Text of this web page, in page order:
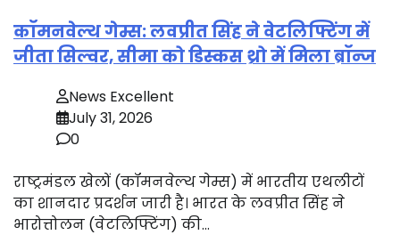
कॉमनवेल्थ गेम्स: लवप्रीत सिंह ने वेटलिफ्टिंग में
जीता सिल्वर, सीमा को डिस्कस थ्रो में मिला ब्रॉन्ज
News Excellent
July 31, 2026
0
राष्ट्रमंडल खेलों (कॉमनवेल्थ गेम्स) में भारतीय एथलीटों
का शानदार प्रदर्शन जारी है। भारत के लवप्रीत सिंह ने
भारोत्तोलन (वेटलिफ्टिंग) की…